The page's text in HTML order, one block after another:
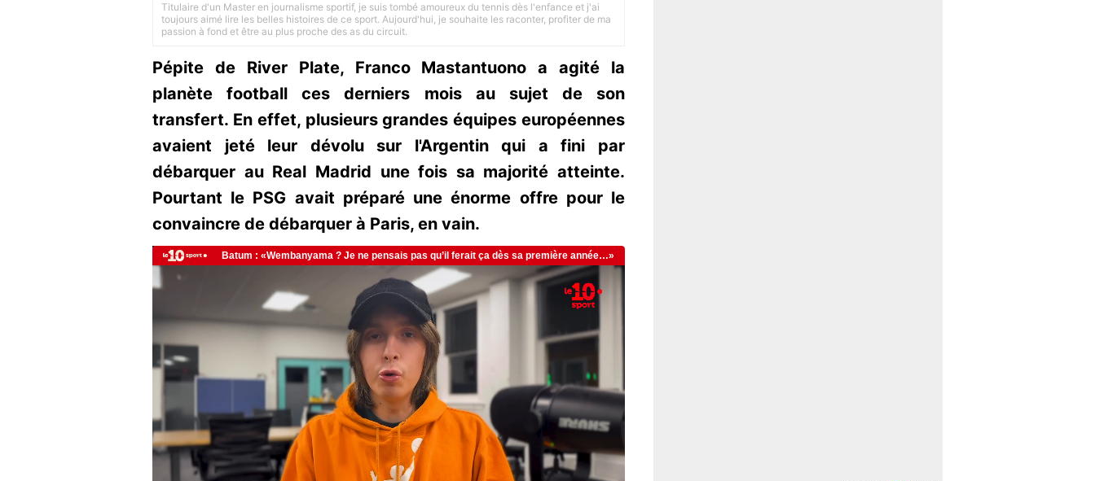
Titulaire d'un Master en journalisme sportif, je suis tombé amoureux du tennis dès l'enfance et j'ai
toujours aimé lire les belles histoires de ce sport. Aujourd'hui, je souhaite les raconter, profiter de ma
passion à fond et être au plus proche des as du circuit.
Pépite de River Plate, Franco Mastantuono a agité la
planète football ces derniers mois au sujet de son
transfert. En effet, plusieurs grandes équipes européennes
avaient jeté leur dévolu sur l'Argentin qui a fini par
débarquer au Real Madrid une fois sa majorité atteinte.
Pourtant le PSG avait préparé une énorme offre pour le
convaincre de débarquer à Paris, en vain.